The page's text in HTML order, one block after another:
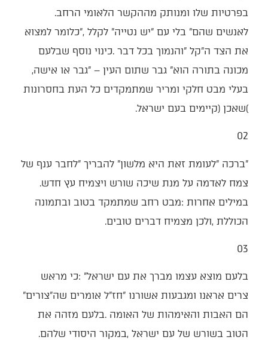
‬בפרטיות‭ ‬שלו‭ ‬ומנותק‭ ‬מההקשר‭ ‬הלאומי‭ ‬הרחב‭.
‬את‭ ‬הצד‭ ‬ה"קל‮"‬‭ ‬והנמוך‭ ‬בכל‭ ‬דבר‭. ‬כינוי‭ ‬נוסף‭ ‬שבלעם‭
‬מכונה‭ ‬בתורה‭ ‬הוא‭ ‬‮"‬גבר‭ ‬שתום‭ ‬העין‮"‬‭ ‬‮–‬‭ ‬גבר‭ ‬או‭ ‬אישה‭,
(‬שאכן‭) ‬קיימים‭ ‬בעם‭ ‬ישראל‭.‬
02‭ ‬
‮"‬ברכה‮"‬‭ ‬לעומת‭ ‬זאת‭ ‬היא‭ ‬מלשון‭ ‬‮"‬להבריך‮"‬‭ ‬לחבר‭ ‬ענף‭ ‬של‭
‬צמח‭ ‬לאדמה‭ ‬על‭ ‬מנת‭ ‬שיכה‭ ‬שורש‭ ‬ויצמיח‭ ‬עץ‭ ‬חדש‭.
‬הכוללת‭, ‬ולכן‭ ‬מצמיח‭ ‬דברים‭ ‬טובים‭.‬
03‭ ‬
‬צרים‭ ‬אראנו‭ ‬ומגבעות‭ ‬אשורנו‮"‬‭ ‬חז"ל‭ ‬אומרים‭ ‬שה"צורים‮"‬‭
‬הם‭ ‬האבות‭ ‬והאימהות‭ ‬של‭ ‬האומה‭. ‬בלעם‭ ‬מזהה‭ ‬את‭
‬הטוב‭ ‬בשורש‭ ‬של‭ ‬עם‭ ‬ישראל‭, ‬במקור‭ ‬היסודי‭ ‬שלהם‭.